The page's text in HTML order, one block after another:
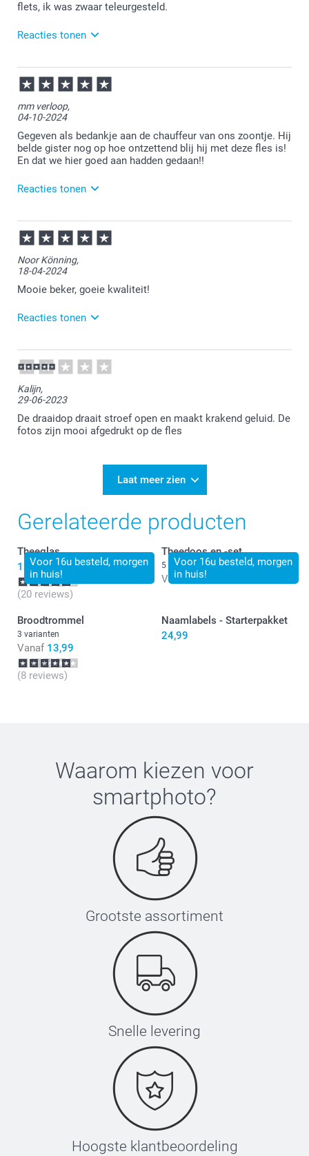
flets, ik was zwaar teleurgesteld.
Reacties tonen
04-02-2026
10:56
Bedankt voor je feedback. Wat vervelend dat de
drinkfles niet naar wens is. Onze klantenservice
heeft inmiddels per e-mail contact met je
opgenomen om dit samen op te lossen met een
passende oplossing. We helpen je graag verder!
mm verloop,
04-10-2024
Gegeven als bedankje aan de chauffeur van ons zoontje. Hij
belde gister nog op hoe ontzettend blij hij met deze fles is!
En dat we hier goed aan hadden gedaan!!
Reacties tonen
08-10-2024
15:23
Bedankt voor je bericht.
Heel veel plezier ervan!
Graag tot bij ons op de website!
Noor Könning,
18-04-2024
Mooie beker, goeie kwaliteit!
Reacties tonen
19-04-2024
13:43
Hartelijk bedankt voor je review. Fijn om te lezen dat
van. Wij wensen je er veel plezier mee en zien je
graag nog eens terug bij Smartphoto!
Kalijn,
29-06-2023
De draaidop draait stroef open en maakt krakend geluid. De
fotos zijn mooi afgedrukt op de fles
Laat meer zien
Gerelateerde producten
Voor 16u besteld, morgen
in huis!
Theeglas
13,99
(20 reviews)
Voor 16u besteld, morgen
in huis!
Theedoos en -set
5 varianten
Vanaf 28,99
Broodtrommel
3 varianten
Vanaf 13,99
(8 reviews)
Naamlabels - Starterpakket
24,99
Waarom kiezen voor
smartphoto?
Grootste assortiment
Snelle levering
Hoogste klantbeoordeling